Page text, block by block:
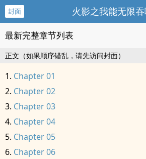
封面 火影之我能无限
最新完整章节列表
正文（如果顺序错乱，请先访问封面）
Chapter 01
Chapter 02
Chapter 03
Chapter 04
Chapter 05
Chapter 06